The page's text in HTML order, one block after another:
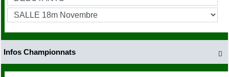

Infos Championnats